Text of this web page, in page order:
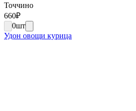
Точчино
660₽
0шт
Удон овощи курица